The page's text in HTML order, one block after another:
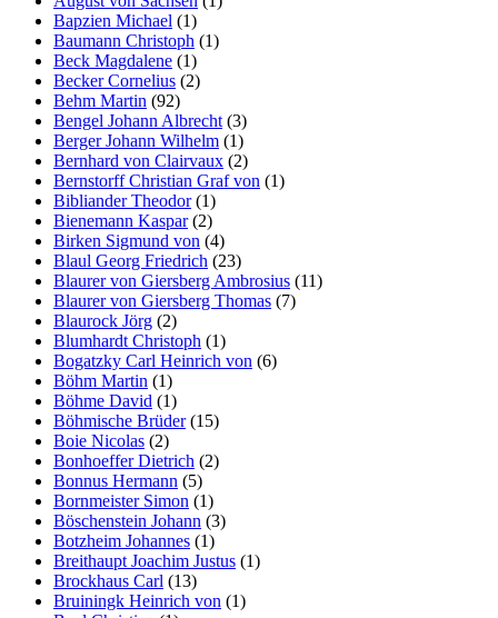
Bapzien Michael (1)
Baumann Christoph (1)
Beck Magdalene (1)
Becker Cornelius (2)
Behm Martin (92)
Bengel Johann Albrecht (3)
Berger Johann Wilhelm (1)
Bernhard von Clairvaux (2)
Bernstorff Christian Graf von (1)
Bibliander Theodor(1)
Bienemann Kaspar(2)
Birken Sigmund von (4)
Blaul Georg Friedrich (23)
Blaurer von Giersberg Ambrosius (11)
Blaurer von Giersberg Thomas (7)
Blaurock Jörg (2)
Blumhardt Christoph (1)
Bogatzky Carl Heinrich von (6)
Böhm Martin (1)
Böhme David (1)
Böhmische Brüder(15)
Boie Nicolas (2)
Bonhoeffer Dietrich (2)
Bonnus Hermann (5)
Bornmeister Simon (1)
Böschenstein Johann (3)
Botzheim Johannes (1)
Breithaupt Joachim Justus (1)
Brockhaus Carl (13)
Bruiningk Heinrich von (1)